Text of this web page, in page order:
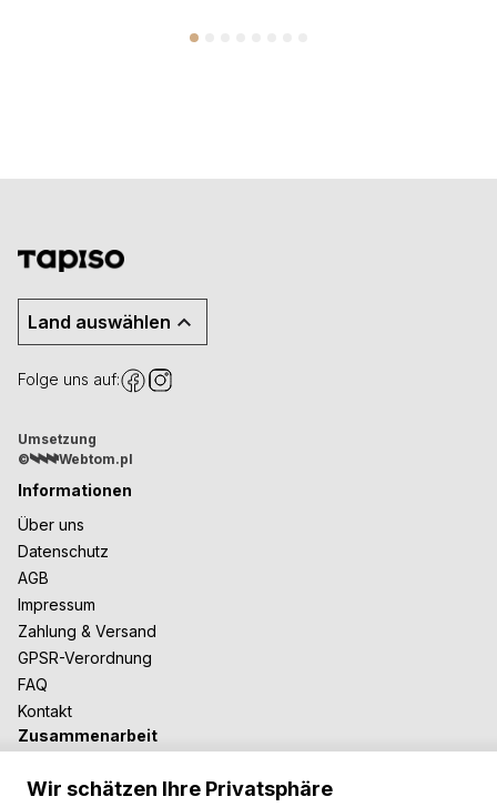
Land auswählen
Folge uns auf:
Umsetzung
©
Webtom.pl
Informationen
Über uns
Datenschutz
AGB
Impressum
Zahlung & Versand
GPSR-Verordnung
FAQ
Kontakt
Zusammenarbeit
B2B-Zusammenarbeit
Wir schätzen Ihre Privatsphäre